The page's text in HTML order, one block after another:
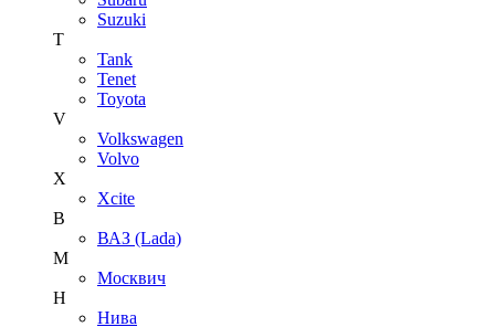
Suzuki
T
Tank
Tenet
Toyota
V
Volkswagen
Volvo
X
Xcite
В
ВАЗ (Lada)
М
Москвич
Н
Нива